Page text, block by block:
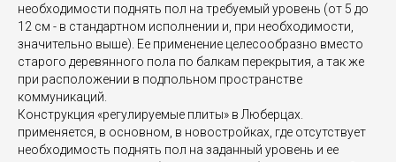
необходимости поднять пол на требуемый уровень (от 5 до
12 см - в стандартном исполнении и, при необходимости,
значительно выше). Ее применение целесообразно вместо
старого деревянного пола по балкам перекрытия, а так же
при расположении в подпольном пространстве
коммуникаций.
Конструкция «регулируемые плиты» в Люберцах.
применяется, в основном, в новостройках, где отсутствует
необходимость поднять пол на заданный уровень и ее